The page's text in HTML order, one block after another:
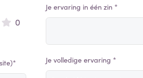
0
Je ervaring in één zin *
Je volledige ervaring *